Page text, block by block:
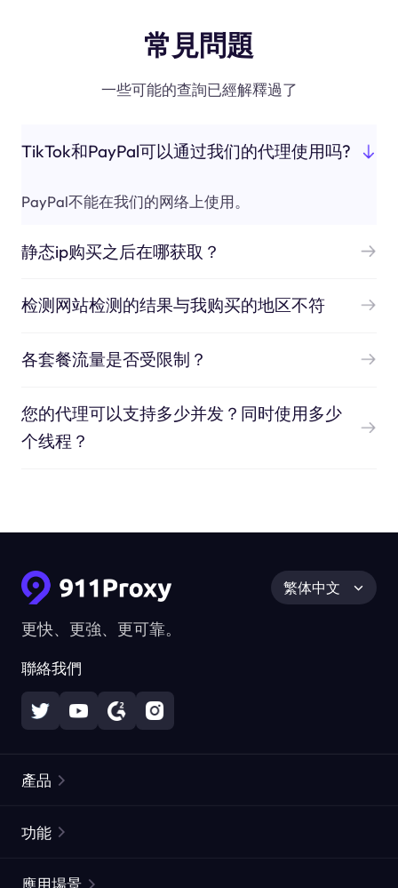
常見問題
一些可能的查詢已經解釋過了
TikTok和PayPal可以通过我们的代理使用吗?
PayPal不能在我们的网络上使用。
静态ip购买之后在哪获取？
检测网站检测的结果与我购买的地区不符
各套餐流量是否受限制？
您的代理可以支持多少并发？同时使用多少
个线程？
更快、更強、更可靠。
聯絡我們
繁体中文
產品
功能
應用場景